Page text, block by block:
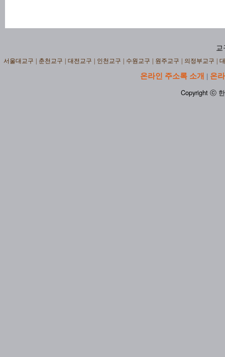
교
서울대교구 춘천교구 대전교구 인천교구 수원교구 원주교구 의정부교구
온라인 주소록 소개 | 온
Copyright ⓒ